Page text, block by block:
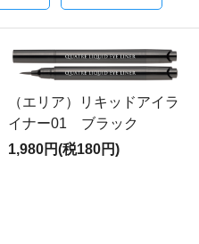
（エリア）リキッドアイラ
イナー01 ブラック
1,980円(税180円)